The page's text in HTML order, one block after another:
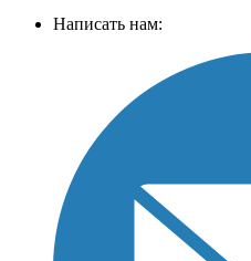
Написать нам: